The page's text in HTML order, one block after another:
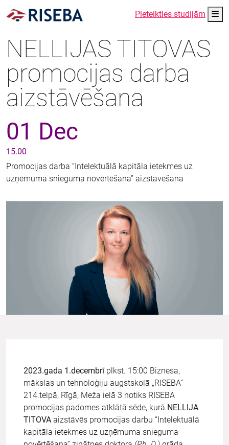
Pieteikties studijām
NELLIJAS TITOVAS
promocijas darba
aizstāvēšana
01 Dec
15.00
Promocijas darba “Intelektuālā kapitāla ietekmes uz
uzņēmuma snieguma novērtēšana” aizstāvēšana
2023.gada 1.decembrīplkst. 15:00 Biznesa,
mākslas un tehnoloģiju augstskolā „RISEBA”
214.telpā, Rīgā, Meža ielā 3 notiks RISEBA
promocijas padomes atklātā sēde, kurā NELLIJA
TITOVA aizstāvēs promocijas darbu “Intelektuālā
kapitāla ietekmes uz uzņēmuma snieguma